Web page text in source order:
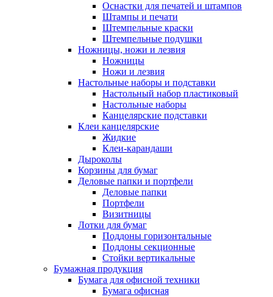
Оснастки для печатей и штампов
Штампы и печати
Штемпельные краски
Штемпельные подушки
Ножницы, ножи и лезвия
Ножницы
Ножи и лезвия
Настольные наборы и подставки
Настольный набор пластиковый
Настольные наборы
Канцелярские подставки
Клеи канцелярские
Жидкие
Клеи-карандаши
Дыроколы
Корзины для бумаг
Деловые папки и портфели
Деловые папки
Портфели
Визитницы
Лотки для бумаг
Поддоны горизонтальные
Поддоны секционные
Стойки вертикальные
Бумажная продукция
Бумага для офисной техники
Бумага офисная